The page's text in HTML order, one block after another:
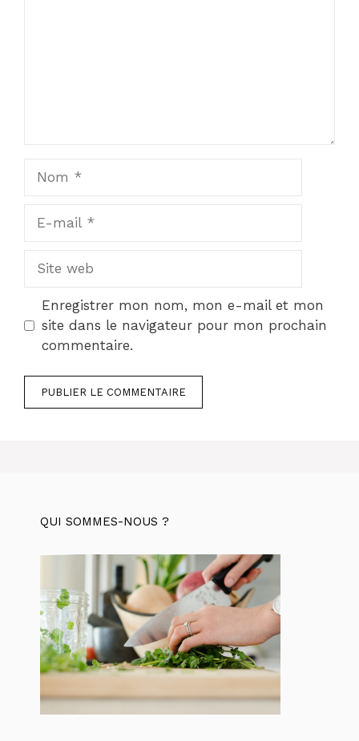
mail
web
Enregistrer mon nom, mon e-mail et mon
site dans le navigateur pour mon prochain
commentaire.
QUI SOMMES-NOUS ?